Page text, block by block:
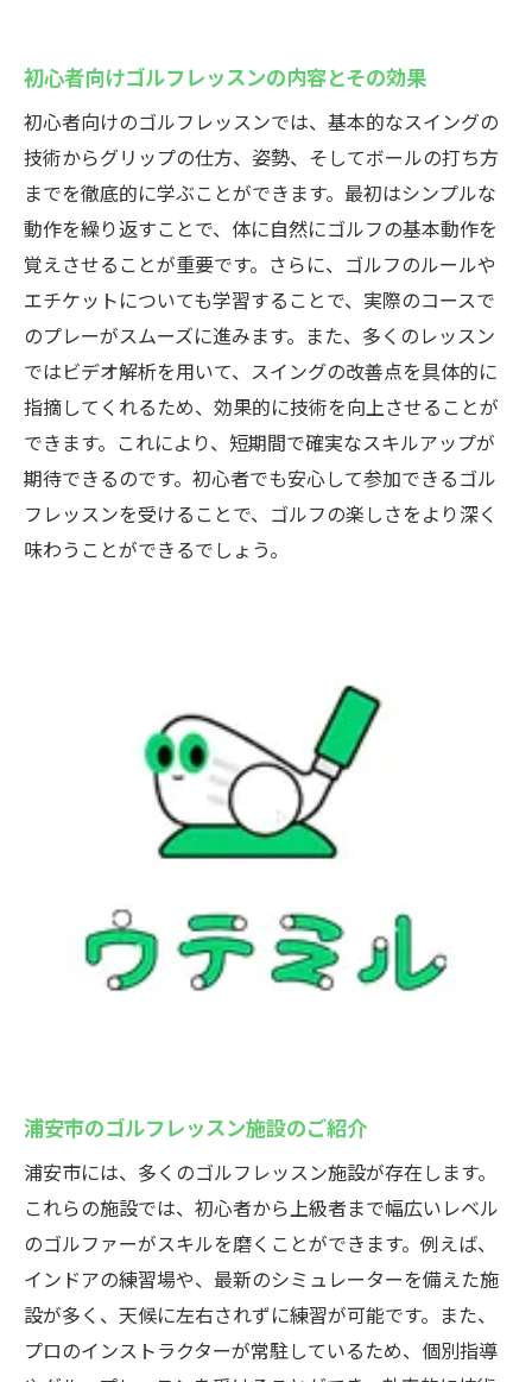
プロの技術を身につけるための特別レッス
ン
プロ直伝！ゴルフレッスンで磨くスイングテク
ニック
プロが教えるスイングの基本と応用
スイング改善のための実践的なアドバイス
ゴルフレッスンでのスイング解析と矯正
プロのスイングテクニックを学ぶための方
法
スイングのパフォーマンスを向上させる練
習法
プロからのフィードバックでスイングを改
善
中級者向けのゴルフレッスンで技術を磨く
上級者向けレッスンでさらなるスキルアッ
レベルに応じたゴルフレッスンプランの提
自信を持ってプレーするためのメンタルト
レーニング
ゴルフレッスンでの成長を実感する方法
初めてのゴルフレッスンで何を学べるか
ゴルフレッスン体験の事前準備と注意点
ゴルフレッスン体験者の声と感想
浦安市でのゴルフライフを楽しむためのヒ
ント
ゴルフレッスンを始めるための第一歩
初心者向けゴルフレッスンの内容とその効果
初心者向けのゴルフレッスンでは、基本的なスイングの
技術からグリップの仕方、姿勢、そしてボールの打ち方
までを徹底的に学ぶことができます。最初はシンプルな
動作を繰り返すことで、体に自然にゴルフの基本動作を
覚えさせることが重要です。さらに、ゴルフのルールや
エチケットについても学習することで、実際のコースで
のプレーがスムーズに進みます。また、多くのレッスン
ではビデオ解析を用いて、スイングの改善点を具体的に
指摘してくれるため、効果的に技術を向上させることが
できます。これにより、短期間で確実なスキルアップが
期待できるのです。初心者でも安心して参加できるゴル
フレッスンを受けることで、ゴルフの楽しさをより深く
味わうことができるでしょう。
浦安市のゴルフレッスン施設のご紹介
浦安市には、多くのゴルフレッスン施設が存在します。
これらの施設では、初心者から上級者まで幅広いレベル
のゴルファーがスキルを磨くことができます。例えば、
インドアの練習場や、最新のシミュレーターを備えた施
設が多く、天候に左右されずに練習が可能です。また、
プロのインストラクターが常駐しているため、個別指導